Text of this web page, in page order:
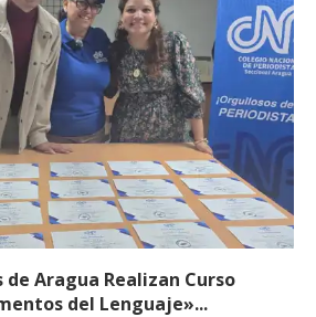
Aragua Realizan Curso
del Lenguaje»...